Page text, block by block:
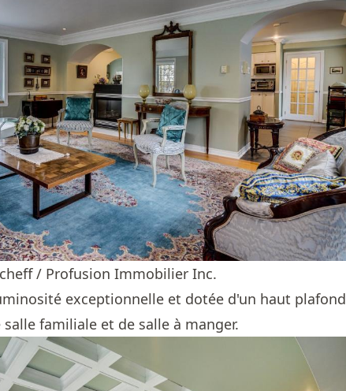
/ Profusion Immobilier Inc.
exceptionnelle et dotée d'un haut plafond
familiale et de salle à manger.